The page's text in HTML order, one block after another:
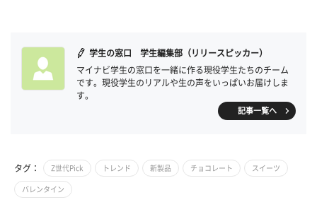
学生の窓口 学生編集部（リリースピッカー）
マイナビ学生の窓口を一緒に作る現役学生たちのチーム
です。現役学生のリアルや生の声をいっぱいお届けしま
す。
記事一覧へ
タグ： Z世代Pick トレンド 新製品 チョコレート スイーツ
バレンタイン